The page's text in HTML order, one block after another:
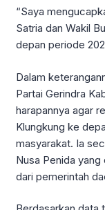
“Saya
Satria dan Wakil
depan periode
Dalam
Partai Gerindra
harapannya agar
Klungkung ke
masyarakat. Ia
Nusa Penida yang
dari pemerintah